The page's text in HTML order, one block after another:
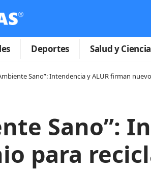
Deportes Salud y Ciencia
Sano”: Intendencia y ALUR firman
Sano”:
para